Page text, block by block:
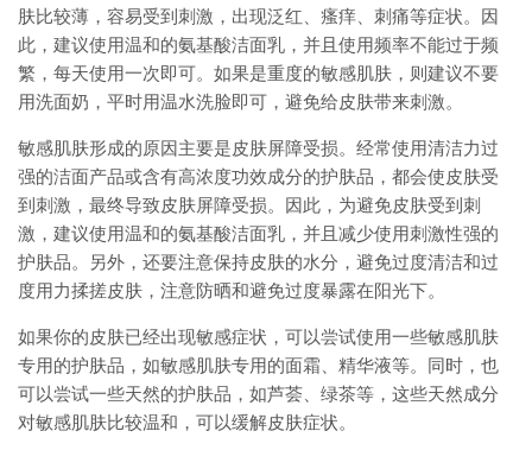
肤比较薄，容易受到刺激，出现泛红、瘙痒、刺痛等症状。因
此，建议使用温和的氨基酸洁面乳，并且使用频率不能过于频
繁，每天使用一次即可。如果是重度的敏感肌肤，则建议不要
用洗面奶，平时用温水洗脸即可，避免给皮肤带来刺激。
敏感肌肤形成的原因主要是皮肤屏障受损。经常使用清洁力过
强的洁面产品或含有高浓度功效成分的护肤品，都会使皮肤受
到刺激，最终导致皮肤屏障受损。因此，为避免皮肤受到刺
激，建议使用温和的氨基酸洁面乳，并且减少使用刺激性强的
护肤品。另外，还要注意保持皮肤的水分，避免过度清洁和过
度用力揉搓皮肤，注意防晒和避免过度暴露在阳光下。
如果你的皮肤已经出现敏感症状，可以尝试使用一些敏感肌肤
专用的护肤品，如敏感肌肤专用的面霜、精华液等。同时，也
可以尝试一些天然的护肤品，如芦荟、绿茶等，这些天然成分
对敏感肌肤比较温和，可以缓解皮肤症状。